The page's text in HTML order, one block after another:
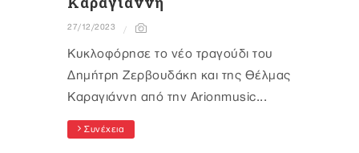
27/12/2023
Κυκλοφόρησε το νέο τραγούδι του
Δημήτρη Ζερβουδάκη και της Θέλμας
Καραγιάννη από την Arionmusic...
Συνέχεια